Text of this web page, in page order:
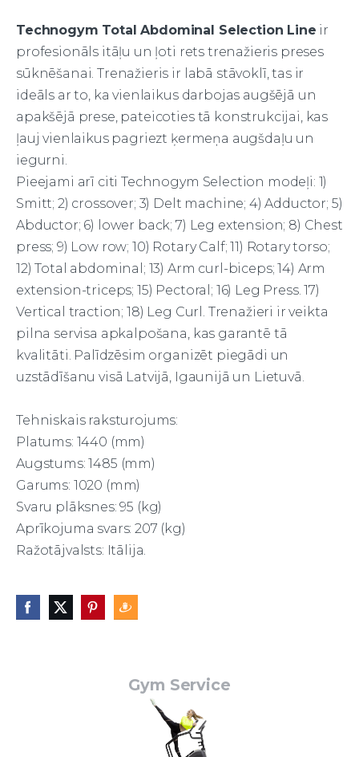
Technogym Total Abdominal Selection Line ir
profesionāls itāļu un ļoti rets trenažieris preses
sūknēšanai. Trenažieris ir labā stāvoklī, tas ir
ideāls ar to, ka vienlaikus darbojas augšējā un
apakšējā prese, pateicoties tā konstrukcijai, kas
ļauj vienlaikus pagriezt ķermeņa augšdaļu un
iegurni.
Pieejami arī citi Technogym Selection modeļi: 1)
Smitt; 2) crossover; 3) Delt machine; 4) Adductor; 5)
Abductor; 6) lower back; 7) Leg extension; 8) Chest
press; 9) Low row; 10) Rotary Calf; 11) Rotary torso;
12) Total abdominal; 13) Arm curl-biceps; 14) Arm
extension-triceps; 15) Pectoral; 16) Leg Press. 17)
Vertical traction; 18) Leg Curl. Trenažieri ir veikta
pilna servisa apkalpošana, kas garantē tā
kvalitāti. Palīdzēsim organizēt piegādi un
uzstādīšanu visā Latvijā, Igaunijā un Lietuvā.
Tehniskais raksturojums:
Platums: 1440 (mm)
Augstums: 1485 (mm)
Garums: 1020 (mm)
Svaru plāksnes: 95 (kg)
Aprīkojuma svars: 207 (kg)
Ražotājvalsts: Itālija.
Gym Service